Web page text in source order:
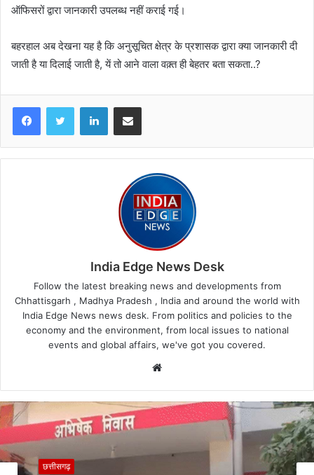
ऑफिसरों द्वारा जानकारी उपलब्ध नहीं कराई गई।
बहरहाल अब देखना यह है कि अनुसूचित क्षेत्र के प्रशासक द्वारा क्या जानकारी दी
जाती है या दिलाई जाती है, यें तो आने वाला वक़्त ही बेहतर बता सकता..?
LinkedInShare via Email
India Edge News Desk
Follow the latest breaking news and developments from
Chhattisgarh , Madhya Pradesh , India and around the world with
India Edge News news desk. From politics and policies to the
economy and the environment, from local issues to national
events and global affairs, we've got you covered.
Website
छत्तीसगढ़